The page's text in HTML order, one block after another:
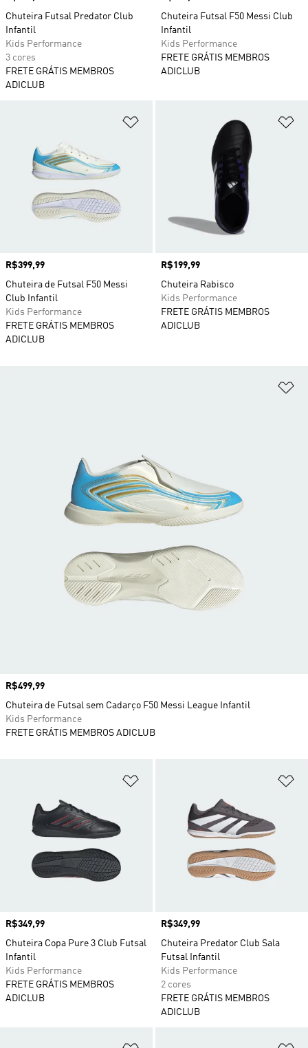
Chuteira Futsal Predator Club
Infantil
Kids Performance
3 cores
FRETE GRÁTIS MEMBROS
ADICLUB
Chuteira Futsal F50 Messi Club
Infantil
Kids Performance
FRETE GRÁTIS MEMBROS
ADICLUB
Adicionar à Lista de Desejos
Preço
R$399,99
Chuteira de Futsal F50 Messi
Club Infantil
Kids Performance
FRETE GRÁTIS MEMBROS
ADICLUB
Preço
R$199,99
Chuteira Rabisco
Kids Performance
FRETE GRÁTIS MEMBROS
ADICLUB
Preço
R$349,99
Chuteira Copa Pure 3 Club Futsal
Infantil
Kids Performance
FRETE GRÁTIS MEMBROS
ADICLUB
Preço
R$349,99
Chuteira Predator Club Sala
Futsal Infantil
Kids Performance
2 cores
FRETE GRÁTIS MEMBROS
ADICLUB
Preço
R$499,99
Chuteira de Futsal sem Cadarço F50 Messi League Infantil
Kids Performance
FRETE GRÁTIS MEMBROS ADICLUB